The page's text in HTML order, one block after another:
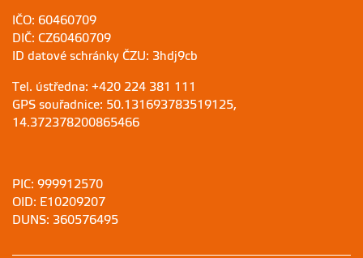
IČO: 60460709
DIČ: CZ60460709
ID datové schránky ČZU: 3hdj9cb
Tel. ústředna: +420 224 381 111
GPS souřadnice: 50.131693783519125,
14.372378200865466
PIC: 999912570
OID: E10209207
DUNS: 360576495